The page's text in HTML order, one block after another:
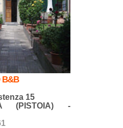
B&B
15
(PISTOIA) -